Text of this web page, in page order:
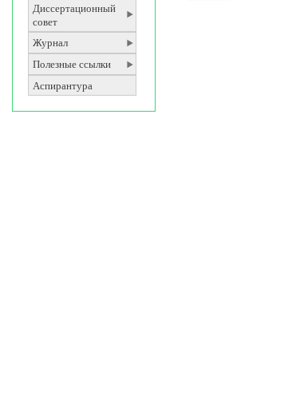
Диссертационный
совет
Журнал
Полезные ссылки
Аспирантура